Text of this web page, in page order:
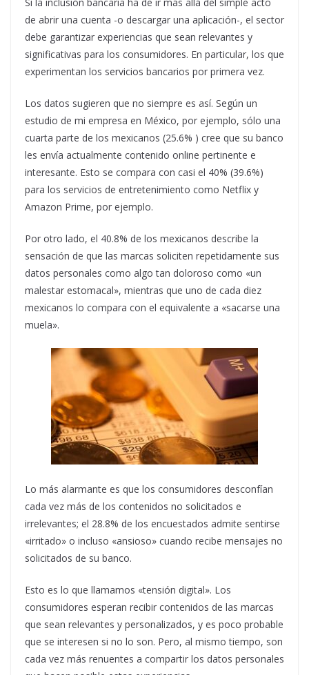
de abrir una cuenta -o descargar una aplicación-, el sector
debe garantizar experiencias que sean relevantes y
significativas para los consumidores. En particular, los que
experimentan los servicios bancarios por primera vez.
Los datos sugieren que no siempre es así. Según un
estudio de mi empresa en México, por ejemplo, sólo una
cuarta parte de los mexicanos (25.6% ) cree que su banco
les envía actualmente contenido online pertinente e
interesante. Esto se compara con casi el 40% (39.6%)
para los servicios de entretenimiento como Netflix y
Amazon Prime, por ejemplo.
Por otro lado, el 40.8% de los mexicanos describe la
sensación de que las marcas soliciten repetidamente sus
datos personales como algo tan doloroso como «un
malestar estomacal», mientras que uno de cada diez
mexicanos lo compara con el equivalente a «sacarse una
muela».
Lo más alarmante es que los consumidores desconfían
cada vez más de los contenidos no solicitados e
irrelevantes; el 28.8% de los encuestados admite sentirse
«irritado» o incluso «ansioso» cuando recibe mensajes no
solicitados de su banco.
Esto es lo que llamamos «tensión digital». Los
consumidores esperan recibir contenidos de las marcas
que sean relevantes y personalizados, y es poco probable
que se interesen si no lo son. Pero, al mismo tiempo, son
cada vez más renuentes a compartir los datos personales